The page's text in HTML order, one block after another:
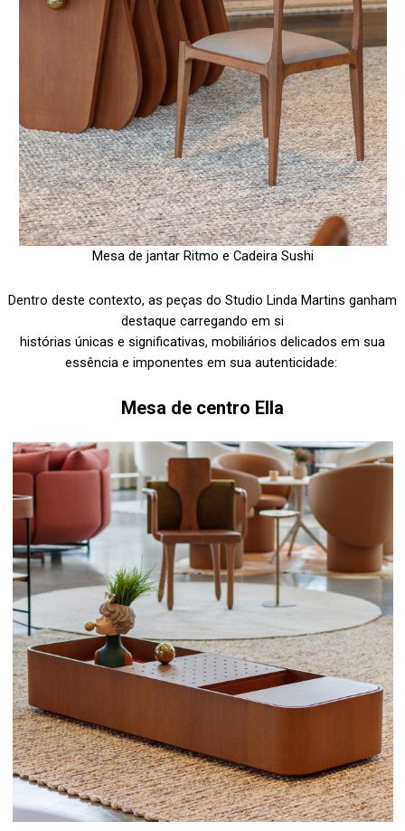
Mesa de jantar Ritmo e Cadeira Sushi
Dentro deste contexto, as peças do Studio Linda Martins ganham
destaque carregando em si
histórias únicas e significativas, mobiliários delicados em sua
essência e imponentes em sua autenticidade:
Mesa de centro Ella